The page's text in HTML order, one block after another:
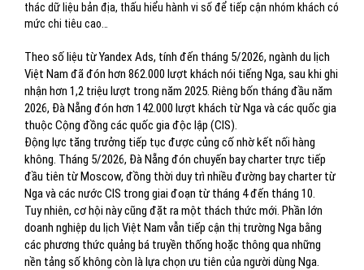
thác dữ liệu bản địa, thấu hiểu hành vi số để tiếp cận nhóm khách có
mức chi tiêu cao…
Theo số liệu từ Yandex Ads, tính đến tháng 5/2026, ngành du lịch
Việt Nam đã đón hơn 862.000 lượt khách nói tiếng Nga, sau khi ghi
nhận hơn 1,2 triệu lượt trong năm 2025. Riêng bốn tháng đầu năm
2026, Đà Nẵng đón hơn 142.000 lượt khách từ Nga và các quốc gia
thuộc Cộng đồng các quốc gia độc lập (CIS).
Động lực tăng trưởng tiếp tục được củng cố nhờ kết nối hàng
không. Tháng 5/2026, Đà Nẵng đón chuyến bay charter trực tiếp
đầu tiên từ Moscow, đồng thời duy trì nhiều đường bay charter từ
Nga và các nước CIS trong giai đoạn từ tháng 4 đến tháng 10.
Tuy nhiên, cơ hội này cũng đặt ra một thách thức mới. Phần lớn
doanh nghiệp du lịch Việt Nam vẫn tiếp cận thị trường Nga bằng
các phương thức quảng bá truyền thống hoặc thông qua những
nền tảng số không còn là lựa chọn ưu tiên của người dùng Nga.